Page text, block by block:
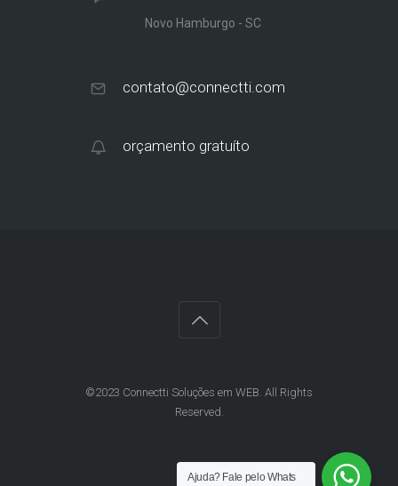
Novo Hamburgo - SC
contato@connectti.com
orçamento gratuíto
©2023 Connectti Soluções em WEB. All Rights
Reserved.
Ajuda? Fale pelo Whats